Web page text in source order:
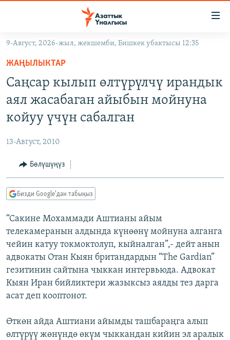
Навигацияга
өтүңүз
Издөөгө
салыңызКЫРГЫЗСТАН
САЯСАТ
МАДАНИЯТ
ДҮЙНӨ
ДҮЙНӨ
УКРАИНА
ТВ ПРОГРАММАЛАР
БҮГҮН АЗАТТЫКТА
ДАНИСТЕ
ЭЖЕ-СИҢДИЛЕР
АЗАТТЫК+
ЫҢГАЙСЫЗ СУРООЛОР
ПОДКАСТ
Русский
ОНЛАЙН ШЕРИНЕ
9-Август, 2026-жыл, жекшемби, Бишкек убактысы 12:35
ЖАҢЫЛЫКТАР
Саңсар кылып өлтүрүлчү ирандык
аял жасабаган айыбын мойнуна
койуу үчүн сабалган
13-Август, 2010
Бөлүшүңүз
Бизди Google'дан табыңыз
“Сакине Мохаммади Аштианы айым
телекамеранын алдында күнөөнү мойнуна алганга
чейин катуу токмоктолуп, кыйналган”,- дейт анын
адвокаты Отан Кыян британдардын “The Gardian”
гезитинин сайтына чыккан интервьюда. Адвокат
Кыян Иран бийликтери жазыксыз аялды тез дарга
асат деп кооптонот.
Өткөн айда Аштиани айымды ташбараңга алып
өлтүрүү жөнүндө өкүм чыккандан кийин эл аралык